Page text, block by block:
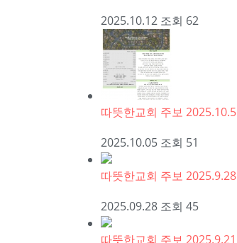
2025.10.12 조회 62
따뜻한교회 주보 2025.10.5
2025.10.05 조회 51
따뜻한교회 주보 2025.9.28
2025.09.28 조회 45
따뜻한교회 주보 2025.9.21